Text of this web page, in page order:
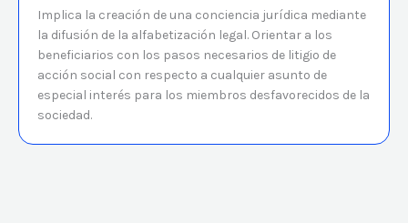
Implica la creación de una conciencia jurídica mediante
la difusión de la alfabetización legal. Orientar a los
beneficiarios con los pasos necesarios de litigio de
acción social con respecto a cualquier asunto de
especial interés para los miembros desfavorecidos de la
sociedad.